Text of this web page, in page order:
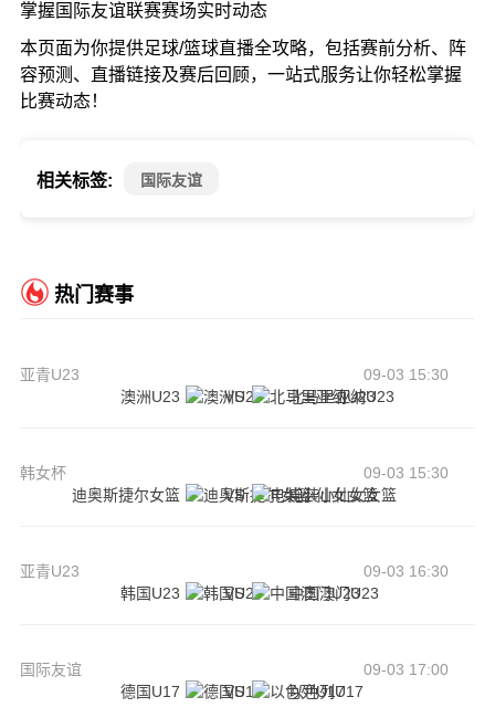
掌握国际友谊联赛赛场实时动态
本页面为你提供足球/篮球直播全攻略，包括赛前分析、阵
容预测、直播链接及赛后回顾，一站式服务让你轻松掌握
比赛动态！
相关标签: 国际友谊
热门赛事
亚青U23
09-03 15:30
澳洲U23
VS 北马里亚纳U23
韩女杯
09-03 15:30
迪奥斯捷尔女篮
VS 电装小仙女女篮
亚青U23
09-03 16:30
韩国U23
VS 中国澳门U23
国际友谊
09-03 17:00
德国U17
VS 以色列U17